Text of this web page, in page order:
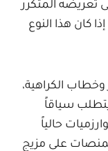
تعريضه المتكرر
كان هذا النوع
وخطاب الكراهية،
يتطلب سياقاً
حالياً
على مزيج